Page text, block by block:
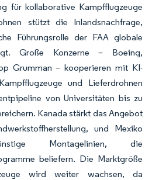
für kollaborative Kampfflugzeuge
stützt die Inlandsnachfrage,
Führungsrolle der FAA globale
Große Konzerne – Boeing,
Grumman – kooperieren mit KI-
und Lieferdrohnen
von Universitäten bis zu
Kanada stärkt das Angebot
und Mexiko
Montagelinien, die
beliefern. Die Marktgröße
wird weiter wachsen, da